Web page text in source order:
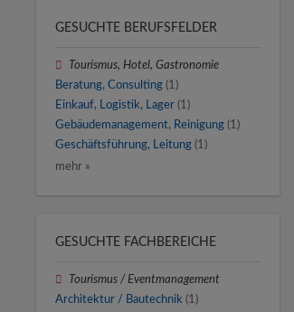
GESUCHTE BERUFSFELDER
Tourismus, Hotel, Gastronomie
Beratung, Consulting (1)
Einkauf, Logistik, Lager (1)
Gebäudemanagement, Reinigung (1)
Geschäftsführung, Leitung (1)
mehr »
GESUCHTE FACHBEREICHE
Tourismus / Eventmanagement
Architektur / Bautechnik (1)